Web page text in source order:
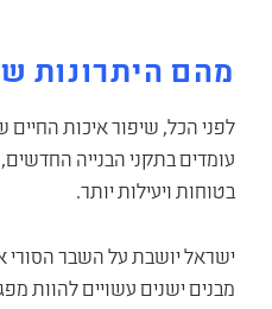
מהם היתרונות
לפני הכל, שיפור איכות החיים
עומדים בתקני הבנייה החדשים,
בטוחות ויעילות יותר.
ישראל יושבת על השבר הסורי
מבנים ישנים עשויים להוות